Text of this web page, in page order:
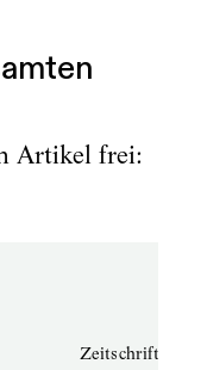
Artikel frei:
Zeitschriften